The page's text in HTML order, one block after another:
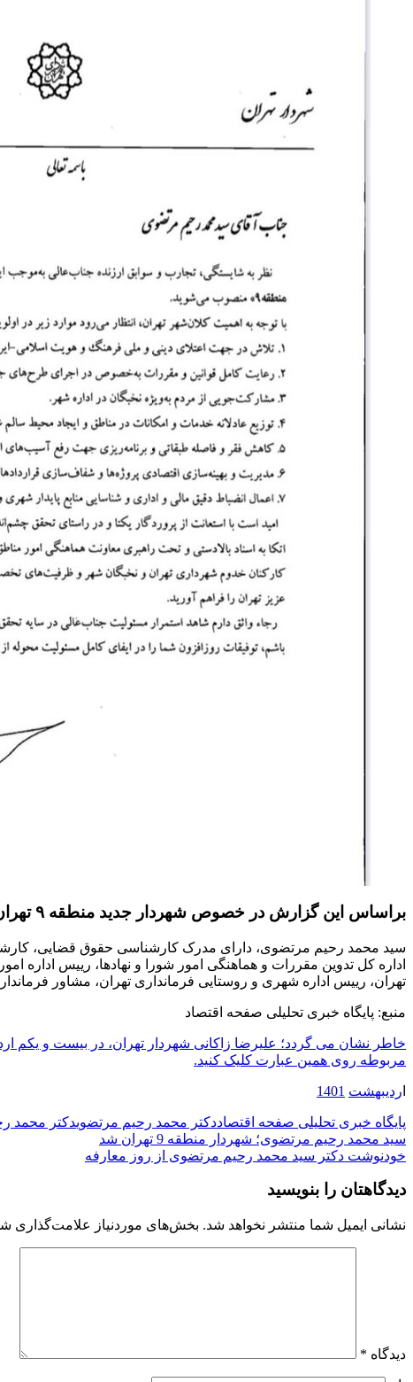
براساس این گزارش در خصوص شهردار جدید منطقه ۹ تهران؛
سید محمد رحیم مرتضوی، دارای مدرک کارشناسی حقوق قضایی،
اداره کل تدوین مقررات و هماهنگی امور شورا و نهادها، رییس اداره
تهران، رییس اداره شهری و روستایی فرمانداری تهران، مشاور
منبع: پایگاه خبری تحلیلی صفحه اقتصاد
مربوطه روی همین عبارت کلیک کنید.
ردیبهشت 1401
پایگاه خبری تحلیلی صفحه اقتصاددکتر محمد رحیم مرتضویدکتر محمد
راهبری
نوشته
سید محمد رحیم مرتضوی؛ شهردار منطقه 9 تهران شد
خودنوشت دکتر سید محمد رحیم مرتضوی از روز معارفه
دیدگاهتان را بنویسید
نشانی ایمیل شما منتشر نخواهد شد. بخش‌های موردنیاز علامت‌گذاری
دیدگاه *